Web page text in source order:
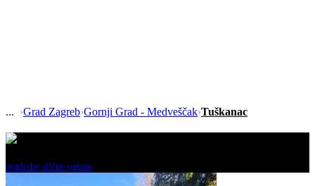
›Grad Zagreb›Gornji Grad - Medveščak›Tuškanac
pogledaj slične oglase